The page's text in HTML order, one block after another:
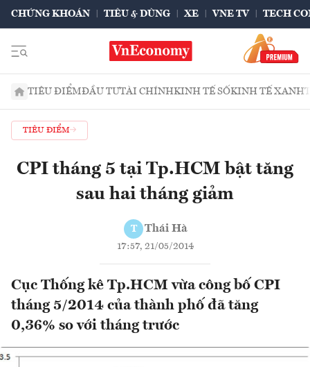
CHỨNG KHOÁN TIÊU & DÙNG XE VNE TV TECH
TIÊU ĐIỂMĐẦU TƯTÀI CHÍNHKINH TẾ SỐKINH TẾ XANH
TIÊU ĐIỂM
CPI tháng 5 tại Tp.HCM bật tăng
sau hai tháng giảm
T Thái Hà
17:57, 21/05/2014
Cục Thống kê Tp.HCM vừa công bố CPI
tháng 5/2014 của thành phố đã tăng
0,36% so với tháng trước